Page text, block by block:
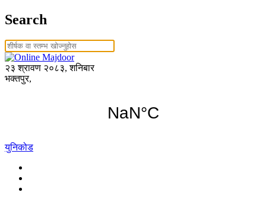
Search
२३ श्रावण २०८३, शनिबार
भक्तपुर,
युनिकोड